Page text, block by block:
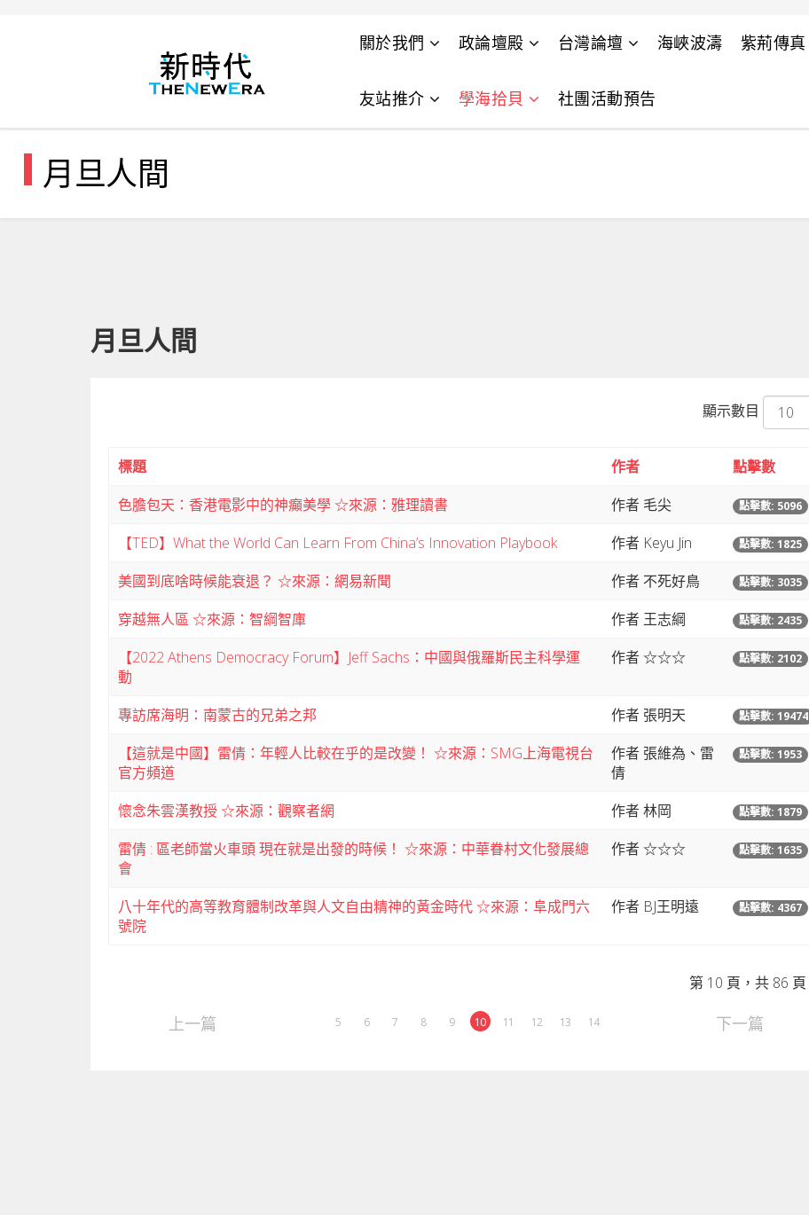
關於我們 政論壇殿 台灣論壇 海峽波濤 紫荊傳真
友站推介 學海拾貝 社團活動預告
月旦人間
月旦人間
顯示數目
標題 作者
點擊數
色膽包天：香港電影中的神癲美學 ☆來源：雅理讀書
作者 毛尖 點擊數: 5096
【TED】What the World Can Learn From China’s Innovation Playbook 作者 Keyu Jin 點擊數: 1825
美國到底啥時候能衰退？ ☆來源：網易新聞 作者 不死好鳥 點擊數: 3035
穿越無人區 ☆來源：智綱智庫 作者 王志綱 點擊數: 2435
【2022 Athens Democracy Forum】Jeff Sachs：中國與俄羅斯民主科學運
動
作者 ☆☆☆ 點擊數: 2102
專訪席海明：南蒙古的兄弟之邦 作者 張明天 點擊數: 19474
【這就是中國】雷倩：年輕人比較在乎的是改變！ ☆來源：SMG上海電視台
官方頻道
作者 張維為、雷
倩
點擊數: 1953
懷念朱雲漢教授 ☆來源：觀察者網 作者 林岡 點擊數: 1879
雷倩 : 區老師當火車頭 現在就是出發的時候！ ☆來源：中華眷村文化發展總
會
作者 ☆☆☆ 點擊數: 1635
八十年代的高等教育體制改革與人文自由精神的黃金時代 ☆來源：阜成門六
號院
作者 BJ王明遠 點擊數: 4367
第 10 頁，共 86 頁
上一篇 5 6 7 8 9 10 11 12 13 14 下一篇